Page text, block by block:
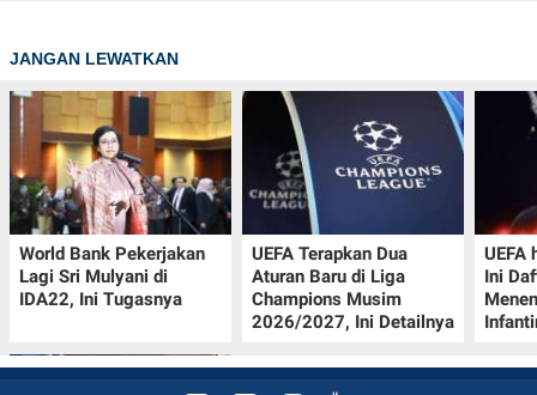
JANGAN LEWATKAN
World Bank Pekerjakan
Lagi Sri Mulyani di
IDA22, Ini Tugasnya
UEFA Terapkan Dua
Aturan Baru di Liga
Champions Musim
2026/2027, Ini Detailnya
UEFA
Ini